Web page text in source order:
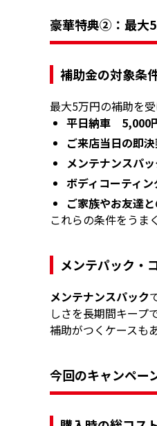
豪華特典②：最大
補助金の対象条
最大5万円の補助を
平日納車 5,000
ご来店当日の即
メンテナンスパ
ボディコーティ
ご家族やお友達
これらの条件をうま
メンテパック・
メンテナンスパック
しさを長期間キープ
補助がつくケースも
今回のキャンペー